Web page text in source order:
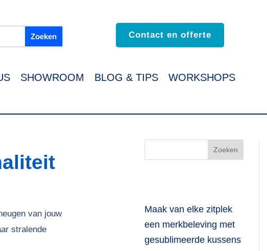
Contact en offerte
SHOWROOM BLOG & TIPS
WORKSHOPS
van jouw
stralende
Maak van elke zitplek
een merkbeleving met
gesublimeerde kussens